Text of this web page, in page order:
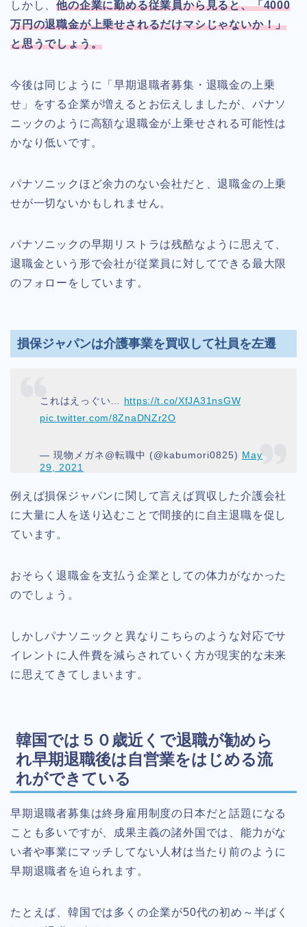
しかし、他の企業に勤める従業員から見ると、「4000
万円の退職金が上乗せされるだけマシじゃないか！」
と思うでしょう。
今後は同じように「早期退職者募集・退職金の上乗
せ」をする企業が増えるとお伝えしましたが、パナソ
ニックのように高額な退職金が上乗せされる可能性は
かなり低いです。
パナソニックほど余力のない会社だと、退職金の上乗
せが一切ないかもしれません。
パナソニックの早期リストラは残酷なように思えて、
退職金という形で会社が従業員に対してできる最大限
のフォローをしています。
損保ジャパンは介護事業を買収して社員を左遷
これはえっぐい… https://t.co/XfJA31nsGW
pic.twitter.com/8ZnaDNZr2O
— 現物メガネ@転職中 (@kabumori0825) May
29, 2021
例えば損保ジャパンに関して言えば買収した介護会社
に大量に人を送り込むことで間接的に自主退職を促し
ています。
おそらく退職金を支払う企業としての体力がなかった
のでしょう。
しかしパナソニックと異なりこちらのような対応でサ
イレントに人件費を減らされていく方が現実的な未来
に思えてきてしまいます。
韓国では５０歳近くで退職が勧めら
れ早期退職後は自営業をはじめる流
れができている
早期退職者募集は終身雇用制度の日本だと話題になる
ことも多いですが、成果主義の諸外国では、能力がな
い者や事業にマッチしてない人材は当たり前のように
早期退職者を迫られます。
たとえば、韓国では多くの企業が50代の初め～半ばく